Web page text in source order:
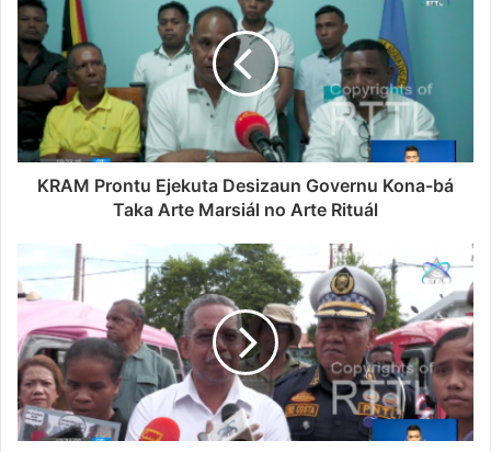
KRAM Prontu Ejekuta Desizaun Governu Kona-bá
Taka Arte Marsiál no Arte Rituál